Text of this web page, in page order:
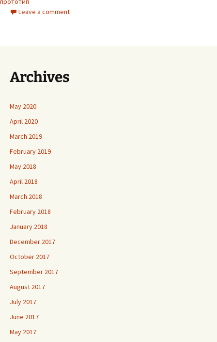
Leave a comment
Archives
May 2020
April 2020
March 2019
February 2019
May 2018
April 2018
March 2018
February 2018
January 2018
December 2017
October 2017
September 2017
August 2017
July 2017
June 2017
May 2017